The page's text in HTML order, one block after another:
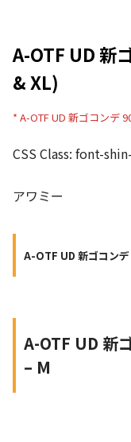
A-OTF UD 新
& XL)
* A-OTF UD 新ゴコンデ
CSS Class: font-
アワミー
A-OTF UD 新ゴコン
A-OTF UD 新
– M